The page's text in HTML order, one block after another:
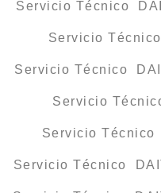
Servicio Técnico
Servicio
Servicio Técnico
Servicio
Servicio
Servicio Técnico